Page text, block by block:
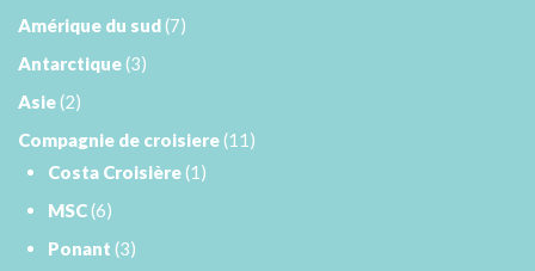
Amérique du sud(7)
Antarctique(3)
Asie(2)
Compagnie de croisiere(11)
Costa Croisière(1)
MSC(6)
Ponant (3)